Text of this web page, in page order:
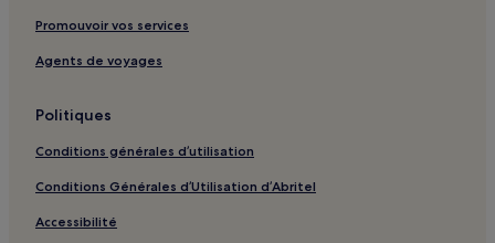
Promouvoir vos services
Agents de voyages
Politiques
Conditions générales d’utilisation
Conditions Générales d’Utilisation d’Abritel
Accessibilité